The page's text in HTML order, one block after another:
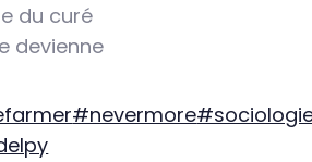
du curé
devienne
#nevermore